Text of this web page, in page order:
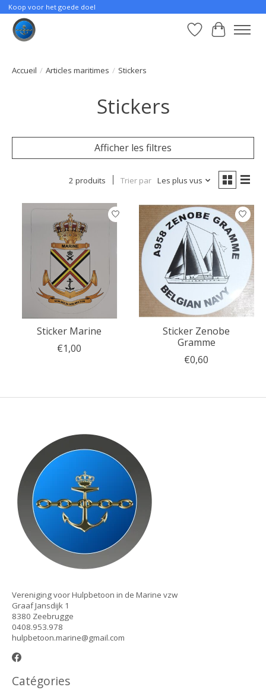
Koop voor het goede doel
Liste dePanier
Accueil / Articles maritimes / Stickers
Stickers
Afficher les filtres
2 produits Trier par Les plus vus
Sticker Marine
€1,00
Sticker Zenobe
Gramme
€0,60
Vereniging voor Hulpbetoon in de Marine vzw
Graaf Jansdijk 1
8380 Zeebrugge
0408.953.978
hulpbetoon.marine@gmail.com
Catégories